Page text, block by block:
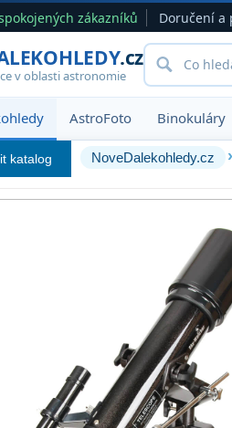
zákazníků Doručení a
.cz
v oblasti astronomie
AstroFoto Binokuláry
katalog NoveDalekohledy.cz ›